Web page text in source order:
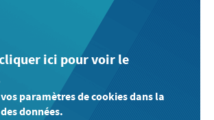
ici pour voir le
paramètres de cookies dans la
données.